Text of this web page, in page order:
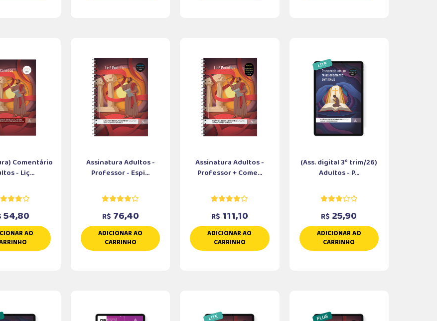
Comentário
- Liç...
54,80
AO
Assinatura Adultos -
Professor - Espi...
R$ 76,40
ADICIONAR AO
CARRINHO
Assinatura Adultos -
Professor + Come...
R$ 111,10
ADICIONAR AO
CARRINHO
(Ass. digital 3º trim/26)
Adultos - P...
R$ 25,90
ADICIONAR AO
CARRINHO